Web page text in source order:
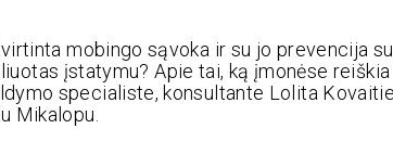
mobingo sąvoka ir su jo prevencija
įstatymu? Apie tai, ką įmonėse
specialiste, konsultante Lolita
Mikalopu.